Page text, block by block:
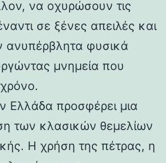
να οχυρώσουν τις
σε ξένες απειλές και
φυσικά
μνημεία που
Ελλάδα προσφέρει μια
των κλασικών θεμελίων
Η χρήση της πέτρας, η